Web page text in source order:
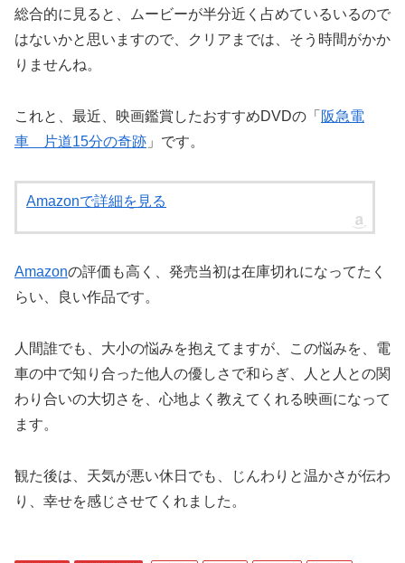
総合的に見ると、ムービーが半分近く占めているいるので
はないかと思いますので、クリアまでは、そう時間がかか
りませんね。
これと、最近、映画鑑賞したおすすめDVDの「 阪急電
車 片道15分の奇跡 」です。
Amazonで詳細を見る
Amazonの評価も高く、発売当初は在庫切れになってたく
らい、良い作品です。
人間誰でも、大小の悩みを抱えてますが、この悩みを、電
車の中で知り合った他人の優しさで和らぎ、人と人との関
わり合いの大切さを、心地よく教えてくれる映画になって
ます。
観た後は、天気が悪い休日でも、じんわりと温かさが伝わ
り、幸せを感じさせてくれました。